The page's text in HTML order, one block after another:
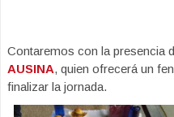
Contaremos con la presencia
AUSINA, quien ofrecerá un
finalizar la jornada.